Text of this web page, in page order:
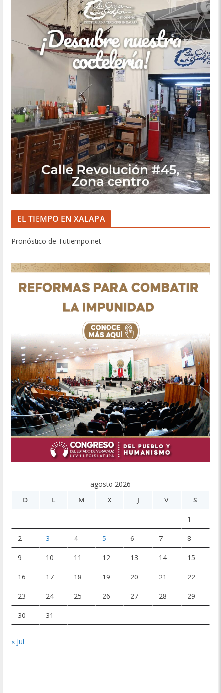
EL TIEMPO EN XALAPA
Pronóstico de Tutiempo.net
agosto 2026
D
L M X J V S
1
2 3 4 5 6 7 8
9 10 11 12 13 14 15
16 17 18 19 20 21 22
23 24 25 26 27 28 29
30 31
« Jul